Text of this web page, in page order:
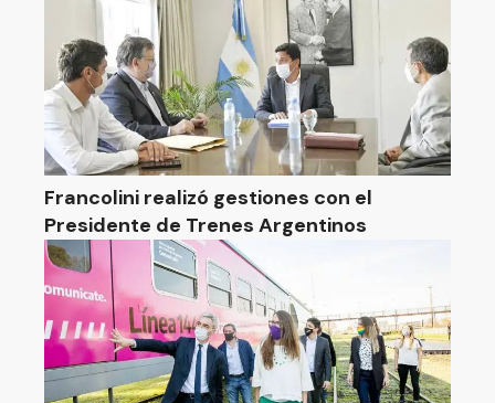
Francolini realizó gestiones con el
Presidente de Trenes Argentinos